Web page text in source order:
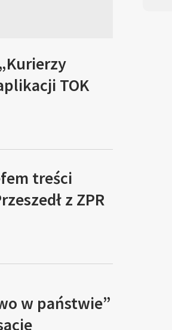
TOK
treści
z ZPR
w państwie”